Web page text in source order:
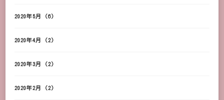
2020年5月 (6)
2020年4月 (2)
2020年3月 (2)
2020年2月 (2)